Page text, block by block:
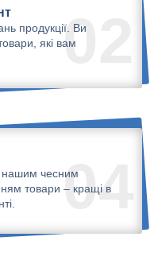
02
продукції. Ви
які вам
04
нашим чесним
товари – кращі в